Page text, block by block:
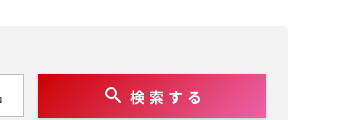
検 索 す る